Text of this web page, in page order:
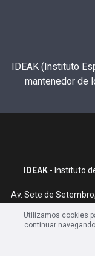
IDEAK (Instituto
mantenedor de
IDEAK- Instituto
Av. Sete de
Utilizamos cookies
continuar